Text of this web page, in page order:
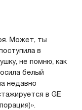
Может, ты
в
не помню, как
белый
недавно
в GE